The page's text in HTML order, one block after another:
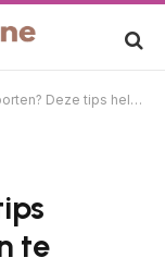
tips helpen je om je doelen te bereiken!
te